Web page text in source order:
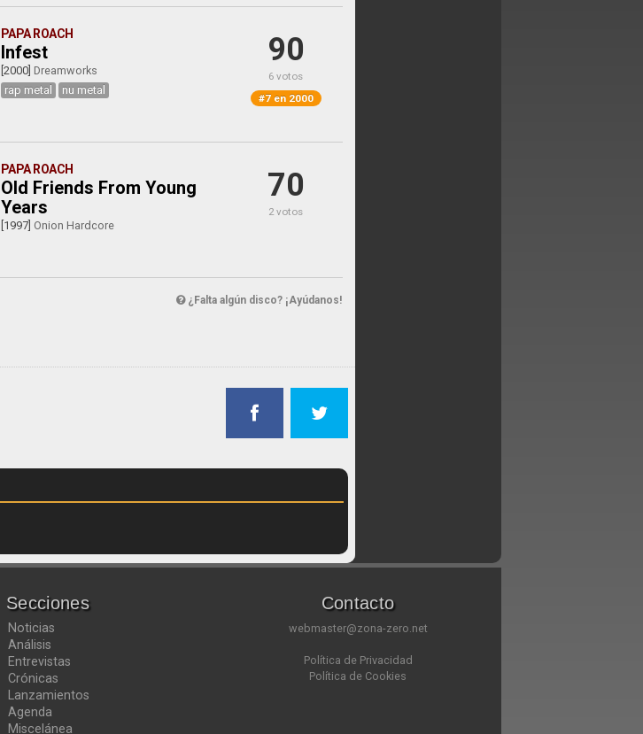
PAPA ROACH
Infest
[2000] Dreamworks
rap metal
nu metal
90
6 votos
#7 en 2000
PAPA ROACH
Old Friends From Young
Years
[1997] Onion Hardcore
70
2 votos
¿Falta algún disco? ¡Ayúdanos!
Secciones
Noticias
Análisis
Entrevistas
Crónicas
Lanzamientos
Agenda
Miscelánea
Contacto
webmaster@zona-zero.net
Política de Privacidad
Política de Cookies